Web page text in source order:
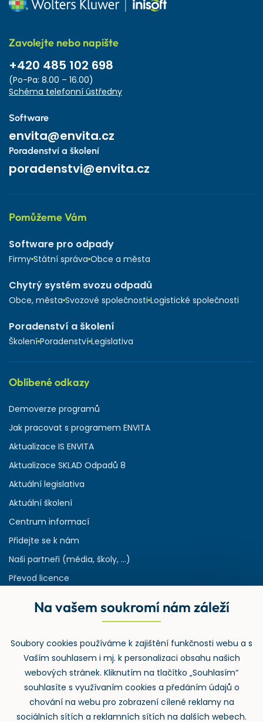
Zavolejte nebo napište
+420 485 102 698
(Po-Pa: 8.00 – 16.00)
Schéma telefonní ústředny
Software
envita@envita.cz
Poradenství a školení
poradenstvi@envita.cz
Pomůžeme Vám
Software pro odpady
Firmy Státní správa Obce a města
Chytrý systém svozu odpadů
Obce, města Svozové společnosti Logistické společnosti
Poradenství a školení
Školení Poradenství Legislativa
Oblíbené odkazy
Demoverze programů
Jak pracovat s programem ENVITA
Aktualizace IS ENVITA
Aktualizace SKLAD Odpadů 8
Aktuální legislativa
Aktuální školení
Centrum informací
Přidejte se k nám
Naši partneři (média, školy, ...)
Převod licence
Rejstřík používaných zkratek v odpadech
Zpětný odběr
Na vašem soukromí nám záleží
Soubory cookies používáme k zajištění funkčnosti webu a s
Vaším souhlasem i mj. k personalizaci obsahu našich
webových stránek. Kliknutím na tlačítko „Souhlasím“
souhlasíte s využívaním cookies a předáním údajů o
chování na webu pro zobrazení cílené reklamy na
sociálních sítích a reklamních sítích na dalších webech.